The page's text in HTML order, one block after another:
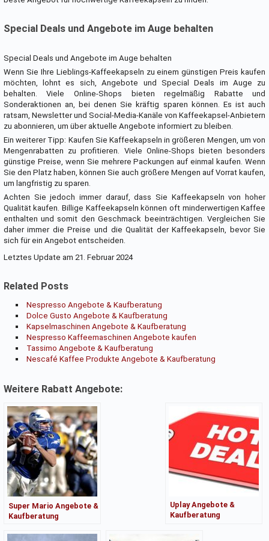
Special Deals und Angebote im Auge behalten
Special Deals und Angebote im Auge behalten
Wenn Sie Ihre Lieblings-Kaffeekapseln zu einem günstigen Preis kaufen
möchten, lohnt es sich, Angebote und Special Deals im Auge zu
behalten. Viele Online-Shops bieten regelmäßig Rabatte und
Sonderaktionen an, bei denen Sie kräftig sparen können. Es ist auch
ratsam, Newsletter und Social-Media-Kanäle von Kaffeekapsel-Anbietern
zu abonnieren, um über aktuelle Angebote informiert zu bleiben.
Ein weiterer Tipp: Kaufen Sie Kaffeekapseln in größeren Mengen, um von
Mengenrabatten zu profitieren. Viele Online-Shops bieten besonders
günstige Preise, wenn Sie mehrere Packungen auf einmal kaufen. Wenn
Sie den Platz haben, können Sie auch größere Mengen auf Vorrat kaufen,
um langfristig zu sparen.
Achten Sie jedoch immer darauf, dass Sie Kaffeekapseln von hoher
Qualität kaufen. Billige Kaffeekapseln können oft minderwertigen Kaffee
enthalten und somit den Geschmack beeinträchtigen. Vergleichen Sie
daher immer die Preise und die Qualität der Kaffeekapseln, bevor Sie
sich für ein Angebot entscheiden.
Letztes Update am 21. Februar 2024
Related Posts
Nespresso Angebote & Kaufberatung
Dolce Gusto Angebote & Kaufberatung
Kapselmaschinen Angebote & Kaufberatung
Nespresso Kaffeemaschinen Angebote kaufen
Tassimo Angebote & Kaufberatung
Nescafé Kaffee Produkte Angebote & Kaufberatung
Weitere Rabatt Angebote:
Super Mario Angebote &
Kaufberatung
Uplay Angebote &
Kaufberatung